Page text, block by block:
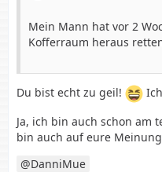
Mein Mann hat vor 2
Kofferraum heraus
Du bist echt zu geil!
Ja, ich bin auch schon am
bin auch auf eure
DanniMue